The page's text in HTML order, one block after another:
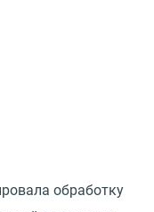
обработку